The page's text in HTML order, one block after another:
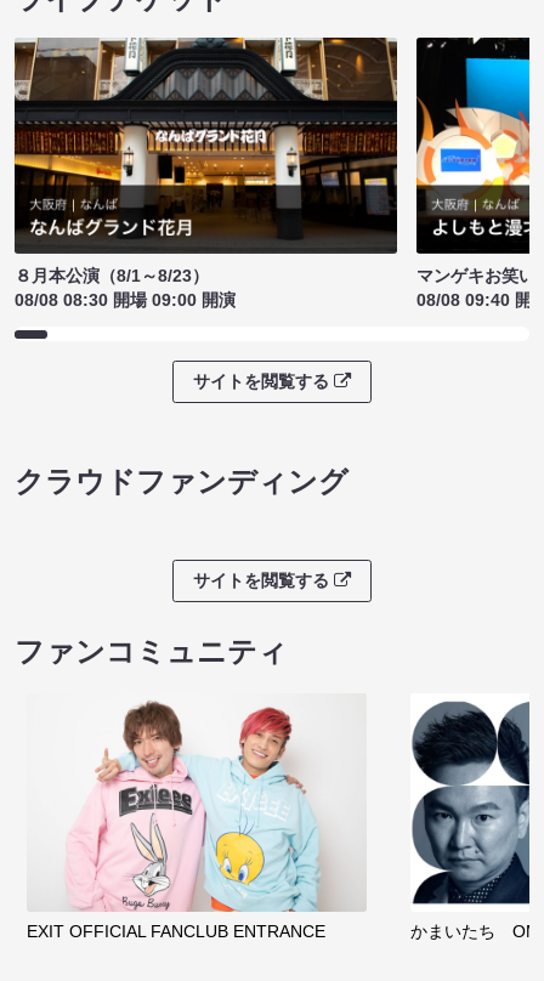
８月本公演（8/1～8/23）
08/08 08:30 開場 09:00 開演
マンゲキお笑い
08/08 09:40 開
サイトを閲覧する
クラウドファンディング
サイトを閲覧する
ファンコミュニティ
EXIT OFFICIAL FANCLUB ENTRANCE かまいたち